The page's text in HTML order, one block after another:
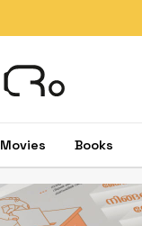
Movies Books